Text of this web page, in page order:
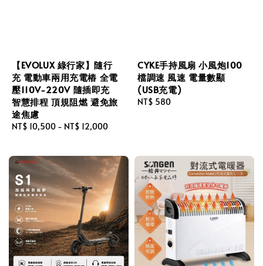
【EVOLUX 綠行家】隨行
充 電動車兩用充電樁 全電
壓110V-220V 隨插即充
智慧排程 頂規阻燃 避免旅
途焦慮
Regular
NT$ 10,500 - NT$ 12,000
CYKE手持風扇 小風炮100
檔調速 風速 電量數顯
(USB充電)
Regular
NT$ 580